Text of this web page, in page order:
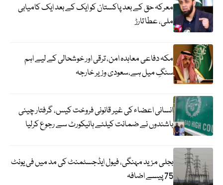
معرکہ حق کے بعد پاکستان کو ایک کے بعد ایک کامیابی
ملی، عطا تارڑ
مکہ دفاعی معاہدہ امن، ترقی اور خوشحالی کے لیے اہم
سنگِ میل ہے،سعودی وزیر خارجہ
انسانی اعضاء کی غیر قانونی فروخت کیس، گرفتار چینی
باشندوں نے ضمانت کیلئے ہائیکورٹ سے رجوع کرلیا
بجلی مزید مہنگی، فیول ایڈجسٹمنٹ کی مد میں فی یونٹ
75 پیسے اضافہ